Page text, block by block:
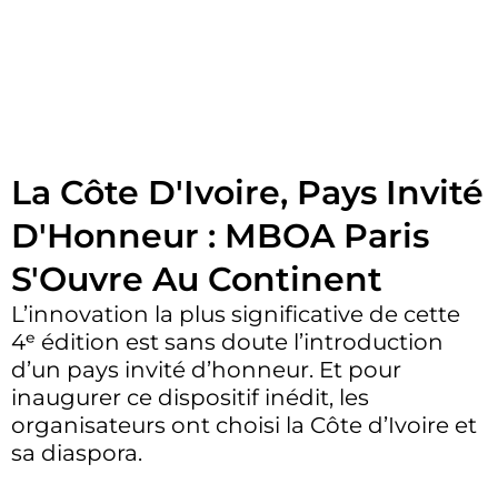
La Côte D'Ivoire, Pays Invité
D'Honneur : MBOA Paris
S'Ouvre Au Continent
L’innovation la plus significative de cette
4ᵉ édition est sans doute l’introduction
d’un pays invité d’honneur. Et pour
inaugurer ce dispositif inédit, les
organisateurs ont choisi la Côte d’Ivoire et
sa diaspora.